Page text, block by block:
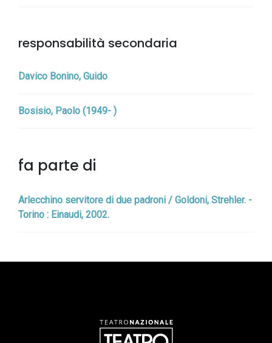
responsabilità secondaria
Davico Bonino, Guido
Bosisio, Paolo (1949- )
fa parte di
Arlecchino servitore di due padroni / Goldoni, Strehler. -
Torino : Einaudi, 2002.